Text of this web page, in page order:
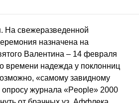
На свежеразведенной
назначена на
Валентина – 14 февраля
времени надежда у поклонниц
«самому завидному
журнала «People» 2000